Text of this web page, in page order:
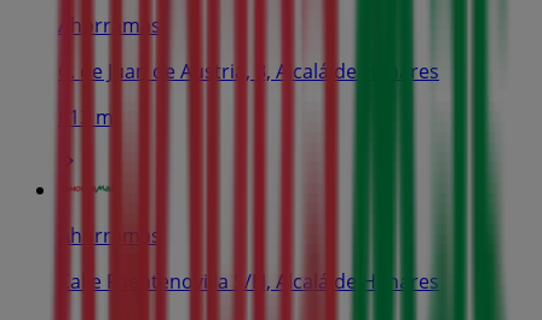
Ahorramas
C. de Juan de Austria, 3, Alcalá de Henares
613 m
Ahorramas
Calle Fuentenovilla S/N, Alcalá de Henares